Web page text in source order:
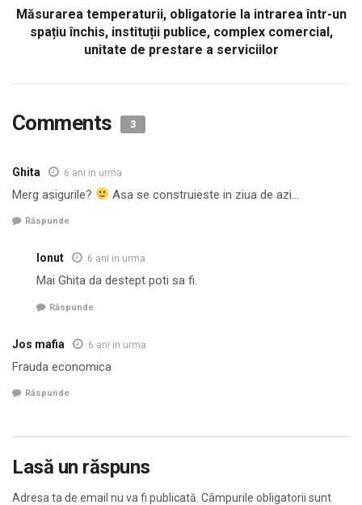
Măsurarea temperaturii, obligatorie la intrarea într-un
spațiu închis, instituții publice, complex comercial,
unitate de prestare a serviciilor
Comments 3
Ghita 6 ani in urma
Merg asigurile? Asa se construieste in ziua de azi…
Răspunde
Ionut 6 ani in urma
Mai Ghita da destept poti sa fi.
Răspunde
Jos mafia 6 ani in urma
Frauda economica
Răspunde
Lasă un răspuns
Adresa ta de email nu va fi publicată. Câmpurile obligatorii sunt